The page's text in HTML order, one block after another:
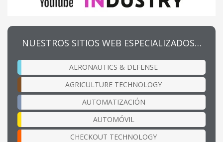
NUESTROS SITIOS WEB ESPECIALIZADOS…
AERONAUTICS & DEFENSE
AGRICULTURE TECHNOLOGY
AUTOMATIZACIÓN
AUTOMÓVIL
CHECKOUT TECHNOLOGY